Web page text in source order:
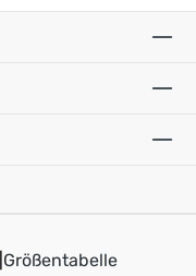
Größentabelle